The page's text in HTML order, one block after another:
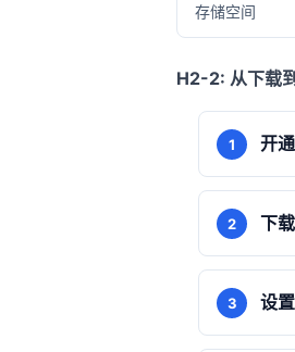
存储空间
H2-2: 从下载
开
下
设